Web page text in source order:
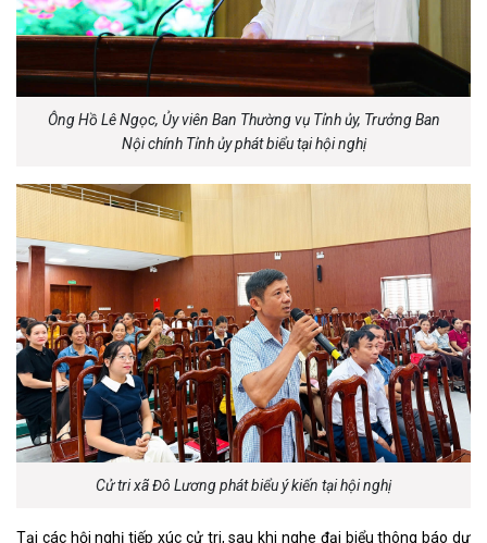
Ông Hồ Lê Ngọc, Ủy viên Ban Thường vụ Tỉnh ủy, Trưởng Ban
Nội chính Tỉnh ủy phát biểu tại hội nghị
Cử tri xã Đô Lương phát biểu ý kiến tại hội nghị
Tại các hội nghị tiếp xúc cử tri, sau khi nghe đại biểu thông báo dự